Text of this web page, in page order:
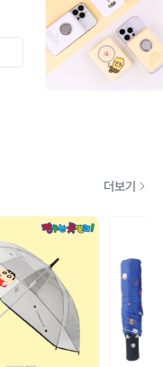
더보기